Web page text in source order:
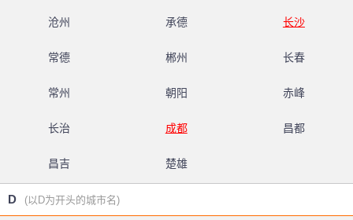
沧州 承德 长沙
常德 郴州 长春
常州 朝阳 赤峰
长治 成都 昌都
昌吉 楚雄
D (以D为开头的城市名)